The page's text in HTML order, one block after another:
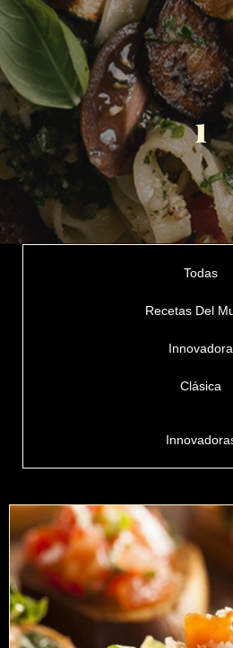
1
Todas
Recetas Del
Innovadora
Clásica